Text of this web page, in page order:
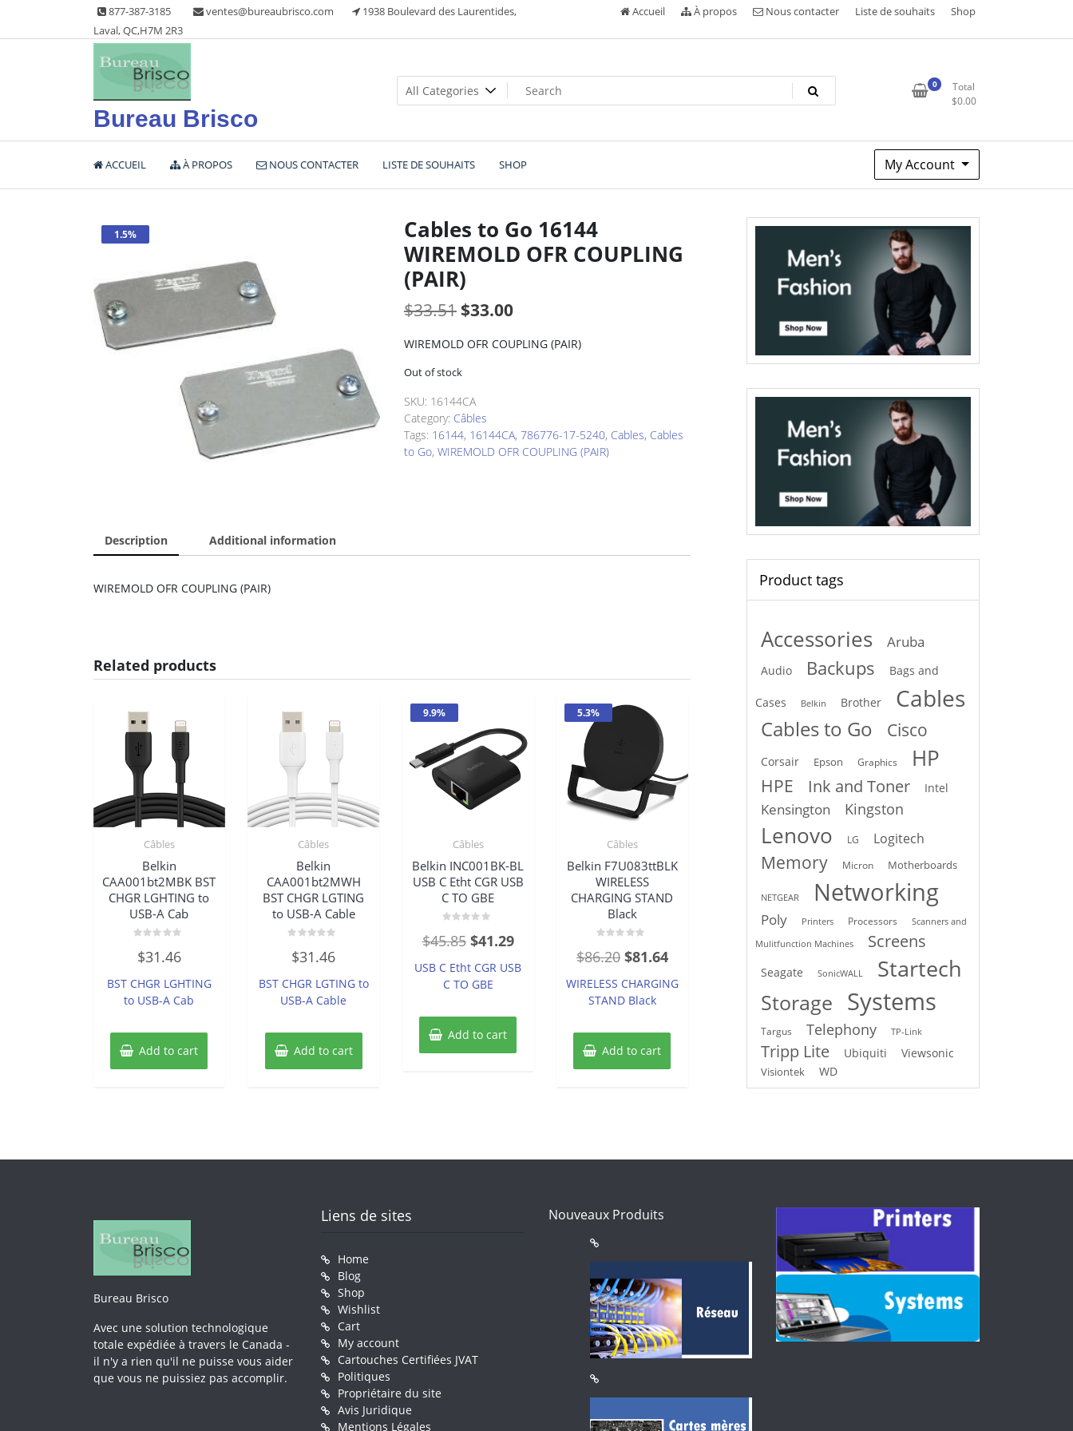
content
877-387-3185 ventes@bureaubrisco.com
1938 Boulevard des Laurentides,
Laval, QC,H7M 2R3
Accueil À propos Nous contacter Liste de souhaits Shop
Bureau Brisco
0
Total
$0.00
ACCUEIL À PROPOS NOUS CONTACTER LISTE DE SOUHAITS SHOP My Account
1.5%
Cables to Go 16144
WIREMOLD OFR COUPLING
(PAIR)
$33.51 Original
$33.51.
$33.00Current
WIREMOLD OFR COUPLING (PAIR)
Out of stock
SKU: 16144CA
Category: Câbles
Tags: 16144, 16144CA, 786776-17-5240, Cables, Cables
to Go, WIREMOLD OFR COUPLING (PAIR)
Description Additional information
WIREMOLD OFR COUPLING (PAIR)
Related products
Câbles
Belkin
CAA001bt2MBK BST
CHGR LGHTING to
USB-A Cab
0
out
5
$31.46
BST CHGR LGHTING
to USB-A Cab
Add to cart
Câbles
Belkin
CAA001bt2MWH
BST CHGR LGTING
to USB-A Cable
0
out
5
$31.46
BST CHGR LGTING to
USB-A Cable
Add to cart
9.9%
Câbles
Belkin INC001BK-BL
USB C Etht CGR USB
C TO GBE
0
5
$45.85 Original
price
was:
$41.29Current
price
USB C Etht CGR USB
C TO GBE
Add to cart
5.3%
Câbles
Belkin F7U083ttBLK
WIRELESS
CHARGING STAND
Black
0
5
$86.20 Original
price
was:
$81.64Current
price
WIRELESS CHARGING
STAND Black
Add to cart
Product tags
Accessories Aruba
Audio Backups Bags and
Cases Belkin Brother Cables
Cables to Go Cisco
Corsair Epson Graphics HP
HPE Ink and Toner Intel
Kensington Kingston
Lenovo LG Logitech
Memory Micron Motherboards
NETGEAR Networking
Poly Printers Processors
Scanners and
Mulitfunction Machines
Screens
Seagate SonicWALL Startech
Storage Systems
Targus Telephony TP-Link
Tripp Lite Ubiquiti Viewsonic
Visiontek WD
Bureau Brisco
Avec une solution technologique
totale expédiée à travers le Canada -
il n'y a rien qu'il ne puisse vous aider
que vous ne puissiez pas accomplir.
Liens de sites
Home
Blog
Shop
Wishlist
Cart
My account
Cartouches Certifiées JVAT
Politiques
Propriétaire du site
Avis Juridique
Mentions Légales
Nouveaux Produits